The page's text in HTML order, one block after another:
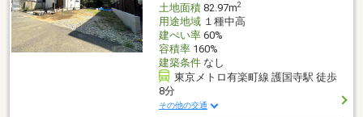
土地面積82.97m2
用途地域１種中高
建ぺい率60%
容積率160%
建築条件なし
東京メトロ有楽町線 護国寺駅 徒歩
8分
その他の交通